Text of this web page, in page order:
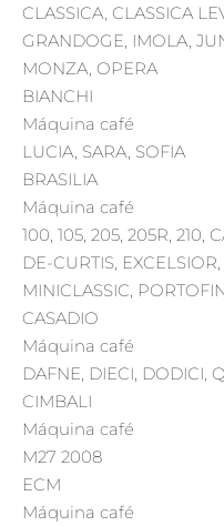
CLASSICA, CLASSICA
GRANDOGE, IMOLA,
MONZA, OPERA
BIANCHI
Máquina café
LUCIA, SARA, SOFIA
BRASILIA
Máquina café
100, 105, 205, 205R, 210,
DE-CURTIS,
MINICLASSIC,
CASADIO
Máquina café
DAFNE, DIECI, DODICI,
CIMBALI
Máquina café
M27 2008
ECM
Máquina café